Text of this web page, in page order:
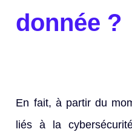
donnée ?
En fait, à partir du
liés à la